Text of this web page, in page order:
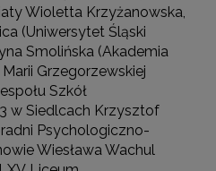
Wioletta Krzyżanowska,
(Uniwersytet Śląski
Smolińska (Akademia
Grzegorzewskiej
Szkół
w Siedlcach Krzysztof
Psychologiczno-
Wiesława Wachul